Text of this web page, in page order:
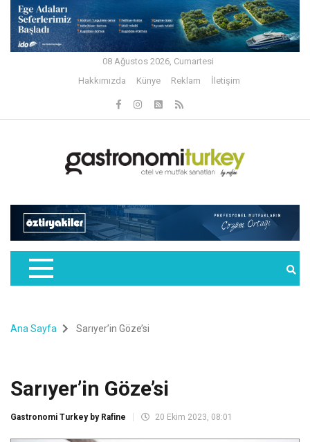
08 Ağustos 2026, Cumartesi
Hakkımızda
Künye Reklam İletişim
Ana Sayfa Sarıyer’in Göze’si
Sarıyer’in Göze’si
Gastronomi Turkey by Rafine 20 Ekim 2023, 08:01